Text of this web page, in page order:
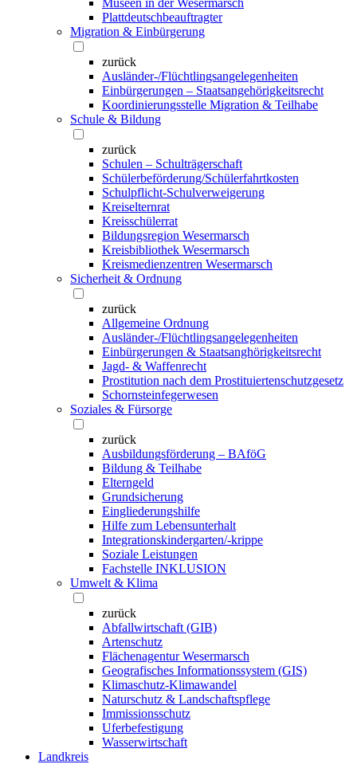
Museen in der Wesermarsch
Plattdeutschbeauftragter
Migration & Einbürgerung
zurück
Ausländer-/Flüchtlingsangelegenheiten
Einbürgerungen – Staatsangehörigkeitsrecht
Koordinierungsstelle Migration & Teilhabe
Schule & Bildung
zurück
Schulen – Schulträgerschaft
Schülerbeförderung/Schülerfahrtkosten
Schulpflicht-Schulverweigerung
Kreiselternrat
Kreisschülerrat
Bildungsregion Wesermarsch
Kreisbibliothek Wesermarsch
Kreismedienzentren Wesermarsch
Sicherheit & Ordnung
zurück
Allgemeine Ordnung
Ausländer-/Flüchtlingsangelegenheiten
Einbürgerungen & Staatsanghörigkeitsrecht
Jagd- & Waffenrecht
Prostitution nach dem Prostituiertenschutzgesetz
Schornsteinfegerwesen
Soziales & Fürsorge
zurück
Ausbildungsförderung – BAföG
Bildung & Teilhabe
Elterngeld
Grundsicherung
Eingliederungshilfe
Hilfe zum Lebensunterhalt
Integrationskindergarten/-krippe
Soziale Leistungen
Fachstelle INKLUSION
Umwelt & Klima
zurück
Abfallwirtschaft (GIB)
Artenschutz
Flächenagentur Wesermarsch
Geografisches Informationssystem (GIS)
Klimaschutz-Klimawandel
Naturschutz & Landschaftspflege
Immissionsschutz
Uferbefestigung
Wasserwirtschaft
Landkreis